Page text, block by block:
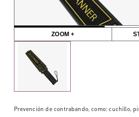
ZOOM +
Prevención de contrabando, como: cuchillo,